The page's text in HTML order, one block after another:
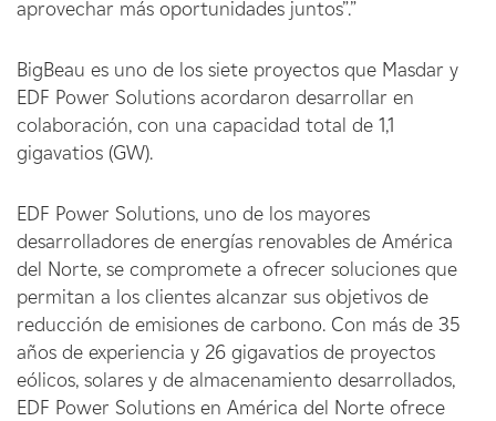
aprovechar más oportunidades juntos”.”
BigBeau es uno de los siete proyectos que Masdar y
EDF Power Solutions acordaron desarrollar en
colaboración, con una capacidad total de 1,1
gigavatios (GW).
EDF Power Solutions, uno de los mayores
desarrolladores de energías renovables de América
del Norte, se compromete a ofrecer soluciones que
permitan a los clientes alcanzar sus objetivos de
reducción de emisiones de carbono. Con más de 35
años de experiencia y 26 gigavatios de proyectos
eólicos, solares y de almacenamiento desarrollados,
EDF Power Solutions en América del Norte ofrece